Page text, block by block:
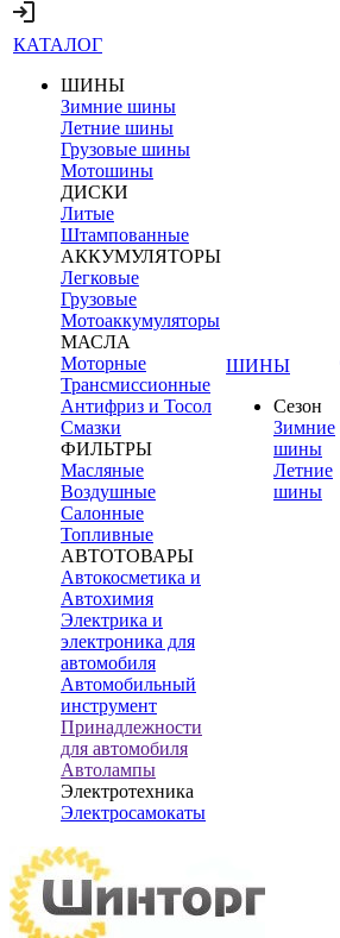
КАТАЛОГ
ШИНЫ
Зимние шины
Летние шины
Грузовые шины
Мотошины
ДИСКИ
Литые
Штампованные
АККУМУЛЯТОРЫ
Легковые
Грузовые
Мотоаккумуляторы
МАСЛА
Моторные
Трансмиссионные
Антифриз и Тосол
Смазки
ФИЛЬТРЫ
Масляные
Воздушные
Салонные
Топливные
АВТОТОВАРЫ
Автокосметика и
Автохимия
Электрика и
электроника для
автомобиля
Автомобильный
инструмент
Принадлежности
для автомобиля
Автолампы
Электротехника
Электросамокаты
ШИНЫ
Сезон
Зимние
шины
Летние
шины